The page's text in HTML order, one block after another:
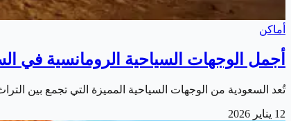
أماكن
أجمل الوجهات السياحية الرومانسية في
تُعد السعودية من الوجهات السياحية المميزة التي تجمع بين
12 يناير 2026